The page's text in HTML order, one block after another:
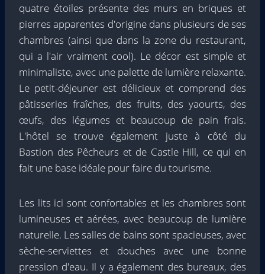
quatre étoiles présente des murs en briques et
pierres apparentes d'origine dans plusieurs de ses
chambres (ainsi que dans la zone du restaurant,
qui a l'air vraiment cool). Le décor est simple et
minimaliste, avec une palette de lumière relaxante.
Le petit-déjeuner est délicieux et comprend des
pâtisseries fraîches, des fruits, des yaourts, des
œufs, des légumes et beaucoup de pain frais.
L'hôtel se trouve également juste à côté du
Bastion des Pêcheurs et de Castle Hill, ce qui en
fait une base idéale pour faire du tourisme.
Les lits ici sont confortables et les chambres sont
lumineuses et aérées, avec beaucoup de lumière
naturelle. Les salles de bains sont spacieuses, avec
sèche-serviettes et douches avec une bonne
pression d'eau. Il y a également des bureaux, des